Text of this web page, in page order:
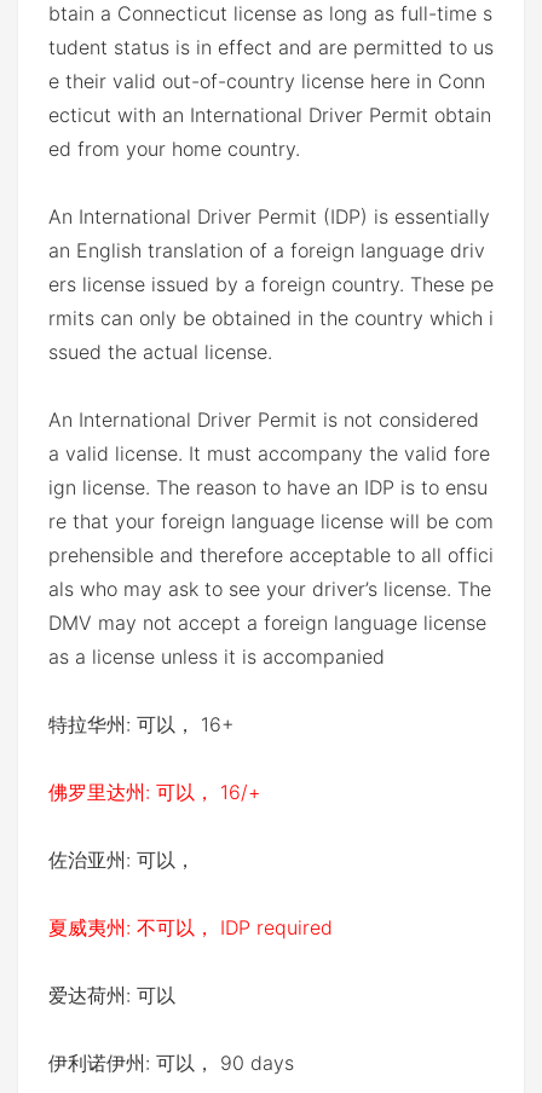
btain a Connecticut license as long as full-time s
tudent status is in effect and are permitted to us
e their valid out-of-country license here in Conn
ecticut with an International Driver Permit obtain
ed from your home country.
An International Driver Permit (IDP) is essentially
an English translation of a foreign language driv
ers license issued by a foreign country. These pe
rmits can only be obtained in the country which i
ssued the actual license.
An International Driver Permit is not considered
a valid license. It must accompany the valid fore
ign license. The reason to have an IDP is to ensu
re that your foreign language license will be com
prehensible and therefore acceptable to all offici
als who may ask to see your driver’s license. The
DMV may not accept a foreign language license
as a license unless it is accompanied
特拉华州: 可以， 16+
佛罗里达州: 可以， 16/+
佐治亚州: 可以，
夏威夷州: 不可以， IDP required
爱达荷州: 可以
伊利诺伊州: 可以， 90 days